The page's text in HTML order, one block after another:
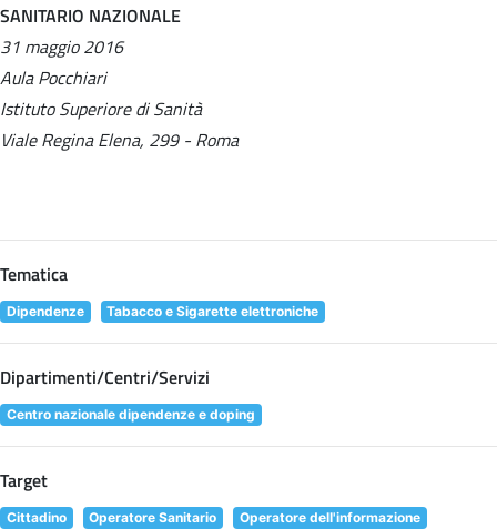
SANITARIO NAZIONALE
31 maggio 2016
Aula Pocchiari
Istituto Superiore di Sanità
Viale Regina Elena, 299 - Roma
Tematica
Dipendenze Tabacco e Sigarette elettroniche
Dipartimenti/Centri/Servizi
Centro nazionale dipendenze e doping
Target
Cittadino Operatore Sanitario Operatore dell'informazione